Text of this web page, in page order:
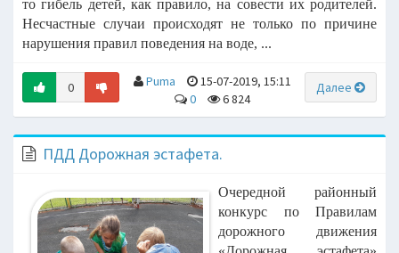
то гибель детей, как правило, на совести их родителей.
Несчастные случаи происходят не только по причине
нарушения правил поведения на воде, ...
0 Далее
Puma
15-07-2019, 15:11
0
6 824
ПДД Дорожная эстафета.
Очередной районный
конкурс по Правилам
дорожного движения